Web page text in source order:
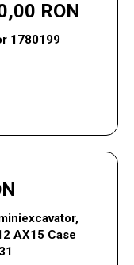
RON
1780199
AX15 Case